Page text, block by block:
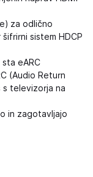
za odlično
sistem HDCP
eARC
(Audio Return
s televizorja na
in zagotavljajo